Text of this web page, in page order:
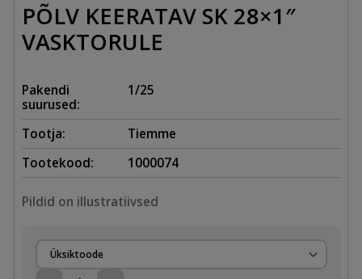
PÕLV KEERATAV SK 28×1″
VASKTORULE
Pakendi
suurused:
1/25
Tootja:
Tiemme
Tootekood:
1000074
Pildid on illustratiivsed
Üksiktoode